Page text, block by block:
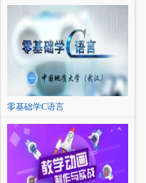
零基础学C语言